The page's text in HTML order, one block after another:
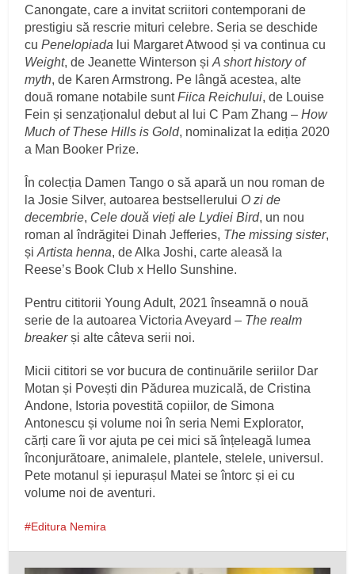
Canongate, care a invitat scriitori contemporani de
prestigiu să rescrie mituri celebre. Seria se deschide
cuPenelopiada lui Margaret Atwood și va continua cu
Weight, de Jeanette Winterson șiA short history of
myth, de Karen Armstrong. Pe lângă acestea, alte
două romane notabile suntFiica Reichului, de Louise
Fein și senzaționalul debut al lui C Pam Zhang –How
Much of These Hills is Gold, nominalizat la ediția 2020
a Man Booker Prize.
În colecția Damen Tango o să apară un nou roman de
la Josie Silver, autoarea bestsellerului O zi de
decembrie, Cele două vieți ale Lydiei Bird, un nou
roman al îndrăgitei Dinah Jefferies, The missing sister,
șiArtista henna, de Alka Joshi, carte aleasă la
Reese’s Book Club x Hello Sunshine.
Pentru cititorii Young Adult, 2021 înseamnă o nouă
serie de la autoarea Victoria Aveyard – The realm
breakerși alte câteva serii noi.
Micii cititori se vor bucura de continuările seriilor Dar
Motan și Povești din Pădurea muzicală, de Cristina
Andone, Istoria povestită copiilor, de Simona
Antonescu și volume noi în seria Nemi Explorator,
cărți care îi vor ajuta pe cei mici să înțeleagă lumea
înconjurătoare, animalele, plantele, stelele, universul.
Pete motanul și iepurașul Matei se întorc și ei cu
volume noi de aventuri.
Editura Nemira